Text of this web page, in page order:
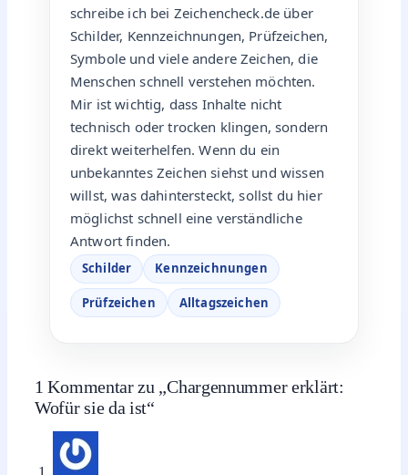
schreibe ich bei Zeichencheck.de über
Schilder, Kennzeichnungen, Prüfzeichen,
Symbole und viele andere Zeichen, die
Menschen schnell verstehen möchten.
Mir ist wichtig, dass Inhalte nicht
technisch oder trocken klingen, sondern
direkt weiterhelfen. Wenn du ein
unbekanntes Zeichen siehst und wissen
willst, was dahintersteckt, sollst du hier
möglichst schnell eine verständliche
Antwort finden.
Schilder Kennzeichnungen
Prüfzeichen Alltagszeichen
1 Kommentar zu „Chargennummer erklärt:
Wofür sie da ist“